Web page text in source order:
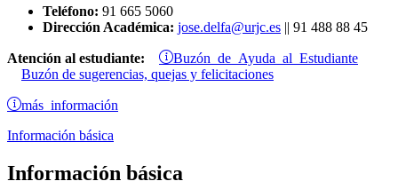
Teléfono: 91 665 5060
Dirección Académica: jose.delfa@urjc.es || 91 488 88 45
Atención al estudiante: Buzón de Ayuda al Estudiante
Buzón de sugerencias, quejas y felicitaciones
más información
Información básica
Información básica